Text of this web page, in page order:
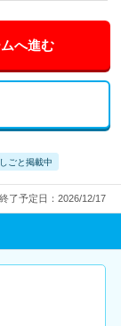
へ進む
ごと掲載中
了予定日：2026/12/17